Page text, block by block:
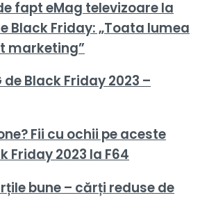
fapt eMag televizoare la
Black Friday: „Toata lumea
marketing”
Black Friday 2023 –
Fii cu ochii pe aceste
Friday 2023 la F64
bune – cărți reduse de